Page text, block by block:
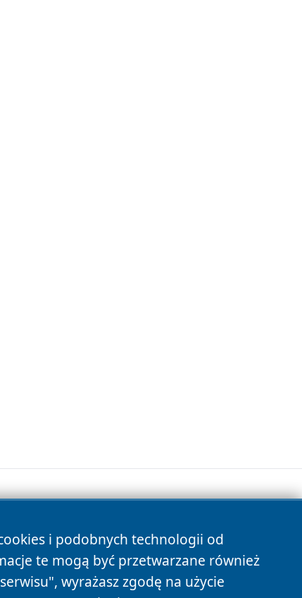
i podobnych technologii od
te mogą być przetwarzane również
wyrażasz zgodę na użycie